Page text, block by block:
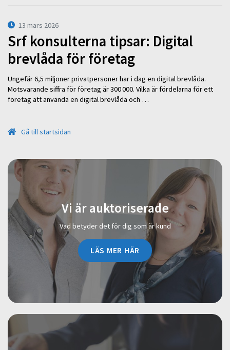
13 mars 2026
Srf konsulterna tipsar: Digital
brevlåda för företag
Ungefär 6,5 miljoner privatpersoner har i dag en digital brevlåda.
Motsvarande siffra för företag är 300 000. Vilka är fördelarna för ett
företag att använda en digital brevlåda och …
Gå till startsidan
Vi är auktoriserade
Vad betyder det för dig som är kund
LÄS MER HÄR